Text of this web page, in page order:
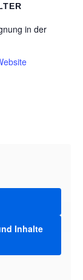
in der
Inhalte